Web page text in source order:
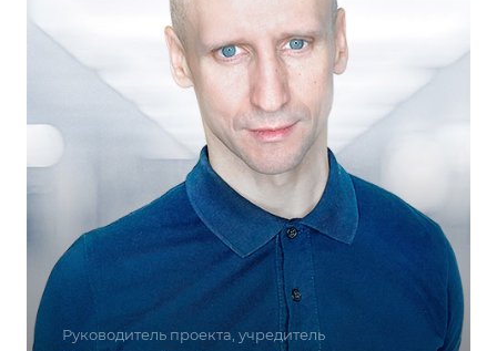
Руководитель проекта, учредитель